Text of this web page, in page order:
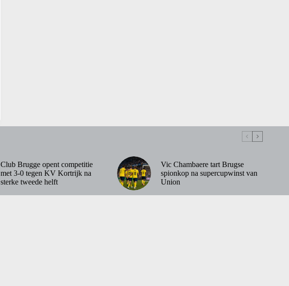
Club Brugge opent competitie
met 3-0 tegen KV Kortrijk na
sterke tweede helft
Vic Chambaere tart Brugse
spionkop na supercupwinst van
Union